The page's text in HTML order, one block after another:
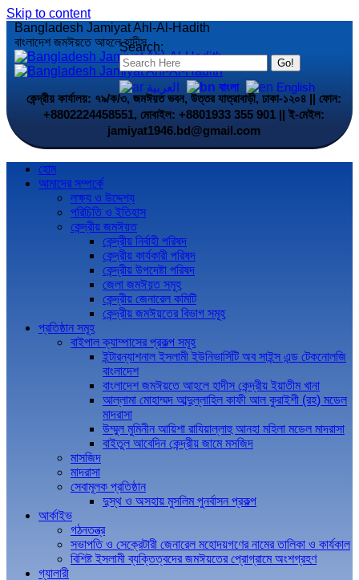
Skip to content
Search:
العربية বাংলা English
Bangladesh Jamiyat Ahl-Al-Hadith
বাংলাদেশ জমঈয়তে আহলে হাদীস
কেন্দ্রীয় কার্যালয়: ৭৯/ক/৩, জমঈয়ত ভবন, উত্তর যাত্রাবাড়ী, ঢাকা-১২০৪ || ফোন:
+8802224458551, মোবাইল: +8801933 355 901 || ই-মেইল:
jamiyat1946.bd@gmail.com
হোম
আমাদের সম্পর্কে
লক্ষ্য ও উদ্দেশ্য
পরিচিতি ও ইতিহাস
কেন্দ্রীয় জমঈয়ত
কেন্দ্রীয় নির্বাহী পরিষদ
কেন্দ্রীয় কার্যকারী পরিষদ
কেন্দ্রীয় উপদেষ্টা পরিষদ
জেলা জমঈয়ত সমূহ
কেন্দ্রীয় জেনারেল কমিটি
কেন্দ্রীয় জমঈয়তের বিভাগ সমূহ
প্রতিষ্ঠান সমূহ
বাইপাল ক্যাম্পাসের প্রকল্প সমূহ
ইন্টারন্যাশনাল ইসলামী ইউনিভার্সিটি অব সাইন্স এন্ড টেকনোলজি
বাংলাদেশ
বাংলাদেশ জমঈয়তে আহলে হাদীস কেন্দ্রীয় ইয়াতীম খানা
আল্লামা মোহাম্মদ আব্দুল্লাহিল কাফী আল কুরাইশী (রহ) মডেল
মাদরাসা
উম্মুল মুমিনীন আয়িশা রাযিয়াল্লাহু আনহা মহিলা মডেল মাদরাসা
বাইতুল আবেদিন কেন্দ্রীয় জামে মসজিদ
মাসজিদ
মাদরাসা
সেবামূলক প্রতিষ্ঠান
দুস্থ ও অসহায় মুসলিম পুনর্বাসন প্রকল্প
আর্কাইভ
গঠনতন্ত্র
সভাপতি ও সেক্রেটারী জেনারেল মহোদয়গণের নামের তালিকা ও কার্যকাল
বিশিষ্ট ইসলামী ব্যক্তিত্বদের জমঈয়তের প্রোগ্রামে অংশগ্রহণ
গ্যালারী